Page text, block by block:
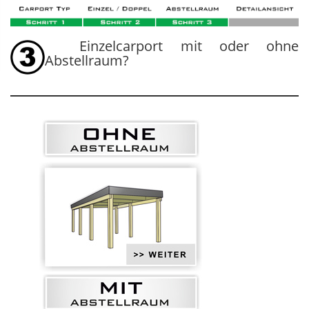
Einzelcarport mit oder ohne
Abstellraum?